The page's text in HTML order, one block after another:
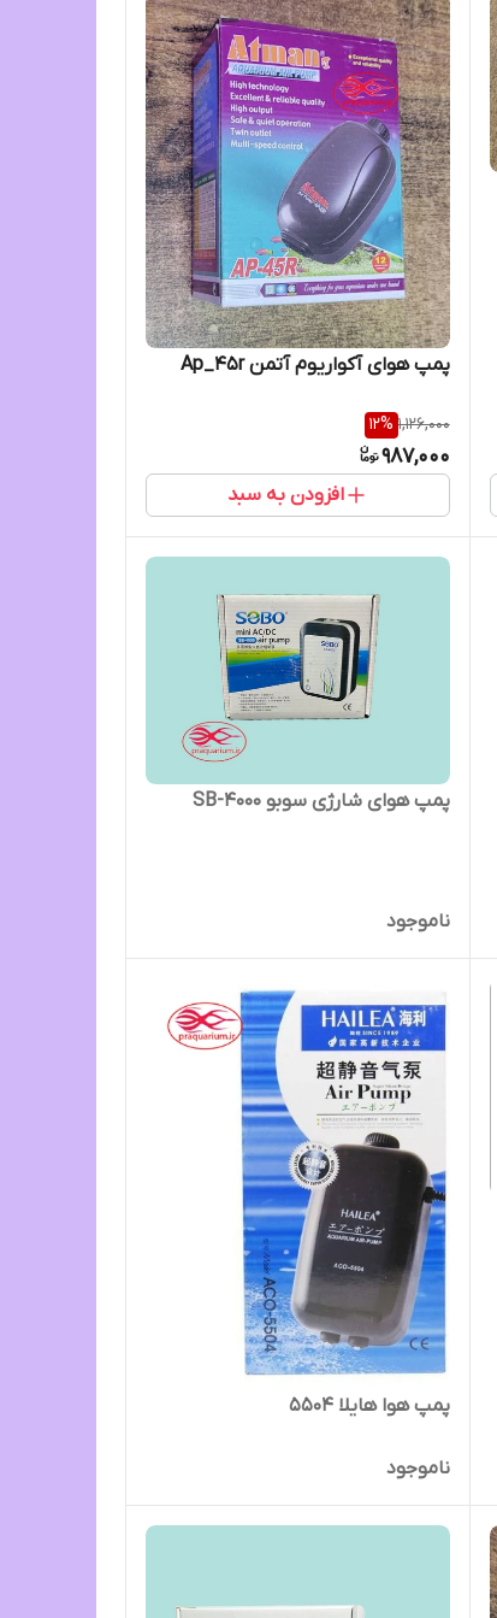
پمپ هوای آکواریوم آتمن Ap_45r
1,126,000
12%
987,000
افزودن به سبد
پمپ هوای شارژی سوبو SB-4000
ناموجود
پمپ هوا هایلا 5504
ناموجود